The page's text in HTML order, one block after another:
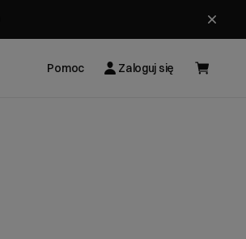
Pomoc Zaloguj się